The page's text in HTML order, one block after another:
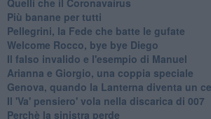
Più banane per tutti
Pellegrini, la Fede che batte le gufate
Welcome Rocco, bye bye Diego
Il falso invalido e l'esempio di Manuel
Arianna e Giorgio, una coppia speciale
Genova, quando la Lanterna diventa un
Il 'Va' pensiero' vola nella discarica di 007
Perchè la sinistra perde